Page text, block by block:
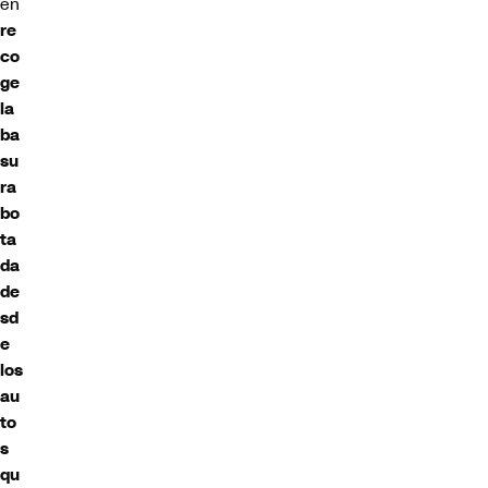
re
co
ge
la
ba
su
ra
bo
ta
da
de
sd
e
los
au
to
s
qu